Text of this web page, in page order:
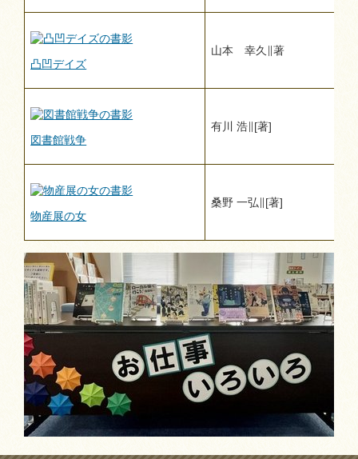
凸凹デイズ
山本 幸久∥著
図書館戦争
有川 浩∥[著]
物産展の女
桑野 一弘∥[著]